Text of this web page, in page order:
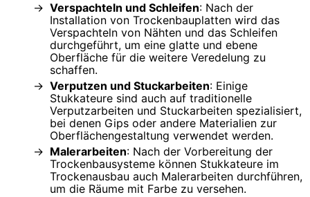
Verspachteln und Schleifen: Nach der
Installation von Trockenbauplatten wird das
Verspachteln von Nähten und das Schleifen
durchgeführt, um eine glatte und ebene
Oberfläche für die weitere Veredelung zu
schaffen.
Verputzen und Stuckarbeiten: Einige
Stukkateure sind auch auf traditionelle
Verputzarbeiten und Stuckarbeiten spezialisiert,
bei denen Gips oder andere Materialien zur
Oberflächengestaltung verwendet werden.
Malerarbeiten: Nach der Vorbereitung der
Trockenbausysteme können Stukkateure im
Trockenausbau auch Malerarbeiten durchführen,
um die Räume mit Farbe zu versehen.